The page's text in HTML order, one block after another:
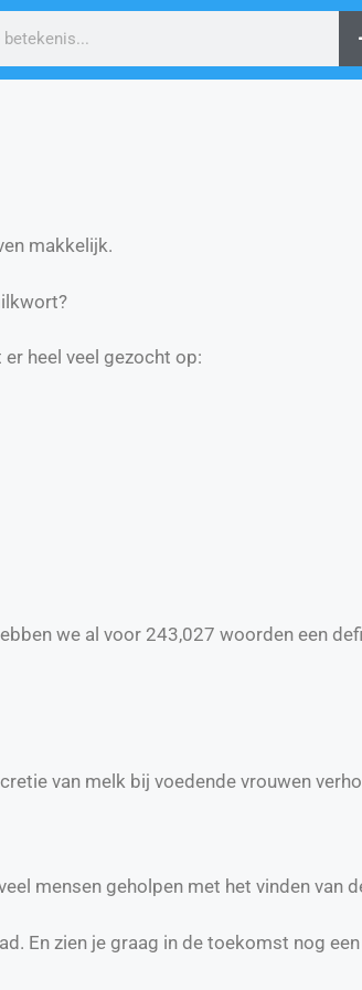
makkelijk.
heel veel gezocht op:
we al voor 243,027 woorden een
van melk bij voedende vrouwen
mensen geholpen met het vinden van
En zien je graag in de toekomst nog